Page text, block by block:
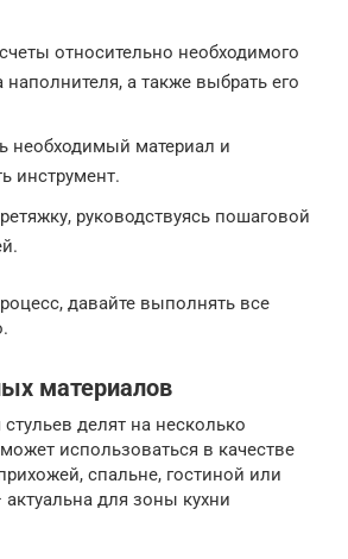
относительно необходимого
наполнителя, а также выбрать его
необходимый материал и
инструмент.
руководствуясь пошаговой
давайте выполнять все
материалов
делят на несколько
использоваться в качестве
спальне, гостиной или
актуальна для зоны кухни